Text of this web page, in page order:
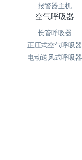
报警器主机
空气呼吸器
长管呼吸器
正压式空气呼吸器
电动送风式呼吸器